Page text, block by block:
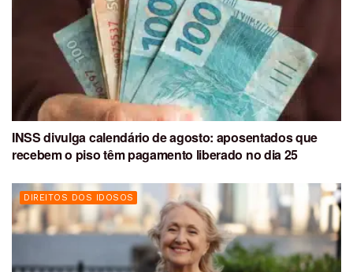
INSS divulga calendário de agosto: aposentados que
recebem o piso têm pagamento liberado no dia 25
DIREITOS DOS IDOSOS